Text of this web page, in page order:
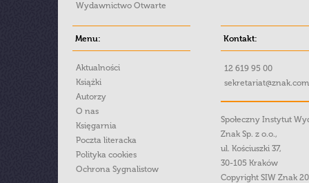
Wydawnictwo Otwarte
Menu:
Aktualności
Książki
Autorzy
O nas
Księgarnia
Poczta literacka
Polityka cookies
Ochrona Sygnalistow
Kontakt:
12 619 95 00
Społeczny Instytut
Znak Sp. z o.o.,
ul. Kościuszki 37,
30-105 Kraków
Copyright SIW Znak